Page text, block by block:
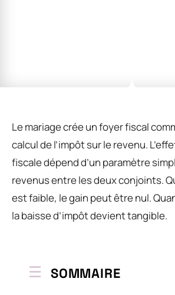
Le mariage crée un foyer fiscal
calcul de l’impôt sur le revenu.
fiscale dépend d’un paramètre
revenus entre les deux conjoints.
est faible, le gain peut être nul.
la baisse d’impôt devient tangible.
SOMMAIRE